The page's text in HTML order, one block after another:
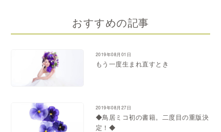
おすすめの記事
2019年08月01日
もう一度生まれ直すとき
2019年08月27日
◆鳥居ミコ初の書籍。二度目の重版決
定！◆